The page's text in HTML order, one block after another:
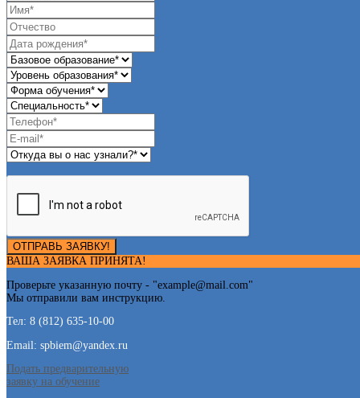
ОТПРАВЬ ЗАЯВКУ!
ВАША ЗАЯВКА ПРИНЯТА!
Проверьте указанную почту - "example@mail.com"
Мы отправили вам инструкцию.
Тел: 8 (812) 635-10-00
Email: spbiem@yandex.ru
Подать предварительную
заявку на обучение